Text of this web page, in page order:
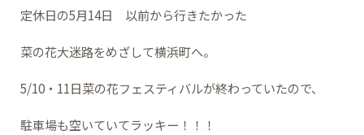
定休日の5月14日 以前から行きたかった
菜の花大迷路をめざして横浜町へ。
5/10・11日菜の花フェスティバルが終わっていたので、
駐車場も空いていてラッキー！！！